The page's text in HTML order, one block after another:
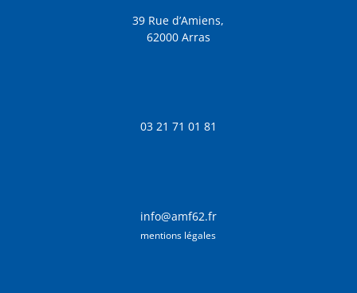
39 Rue d’Amiens,
62000 Arras
03 21 71 01 81
info@amf62.fr
mentions légales